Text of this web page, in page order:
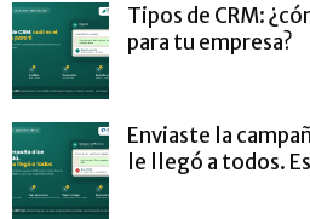
Tipos de CRM:
para tu empresa?
Enviaste la
le llegó a todos.